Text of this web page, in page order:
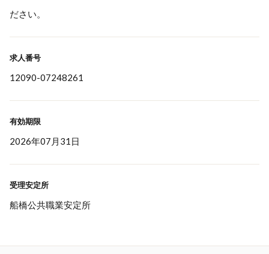
ださい。
求人番号
12090-07248261
有効期限
2026年07月31日
受理安定所
船橋公共職業安定所